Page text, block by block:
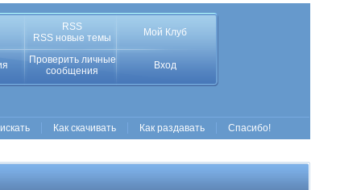
RSS
RSS новые темы
Мой Клуб
Проверить личные
сообщения
Вход
Как скачивать Как раздавать Спасибо!